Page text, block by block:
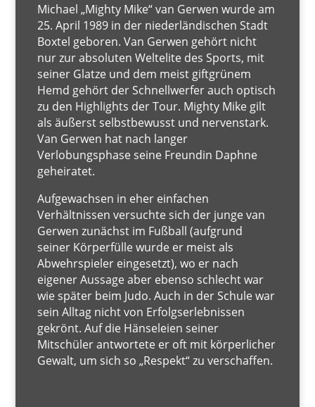
Michael „Mighty Mike“ van Gerwen wurde am
25. April 1989 in der niederländischen Stadt
Boxtel geboren. Van Gerwen gehört nicht
nur zur absoluten Weltelite des Sports, mit
seiner Glatze und dem meist giftgrünem
Hemd gehört der Schnellwerfer auch optisch
zu den Highlights der Tour. Mighty Mike gilt
als äußerst selbstbewusst und nervenstark.
Van Gerwen hat nach langer
Verlobungsphase seine Freundin Daphne
geheiratet.
Aufgewachsen in eher einfachen
Verhältnissen versuchte sich der junge van
Gerwen zunächst im Fußball (aufgrund
seiner Körperfülle wurde er meist als
Abwehrspieler eingesetzt), wo er nach
eigener Aussage aber ebenso schlecht war
wie später beim Judo. Auch in der Schule war
sein Alltag nicht von Erfolgserlebnissen
gekrönt. Auf die Hänseleien seiner
Mitschüler antwortete er oft mit körperlicher
Gewalt, um sich so „Respekt“ zu verschaffen.